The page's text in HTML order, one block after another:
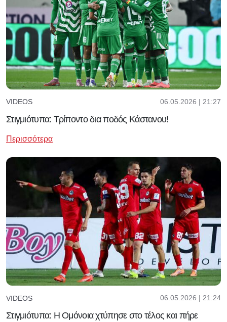
VIDEOS 06.05.2026 | 21:27
Στιγμιότυπα: Τρίποντο δια ποδός Κάστανου!
Περισσότερα
VIDEOS 06.05.2026 | 21:24
Στιγμιότυπα: Η Ομόνοια χτύπησε στο τέλος και πήρε